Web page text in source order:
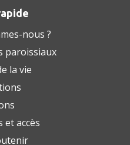
nous ?
paroissiaux
la vie
et accès